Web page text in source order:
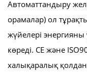
Автоматтандыру
орамалар) ол
жүйелері
көреді. CE және
халықаралық